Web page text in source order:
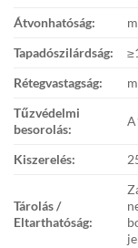
Átvonhatóság:
Tapadószilárdság:
Rétegvastagság:
Tűzvédelmi
besorolás:
Kiszerelés:
Tárolás /
Eltarthatóság: